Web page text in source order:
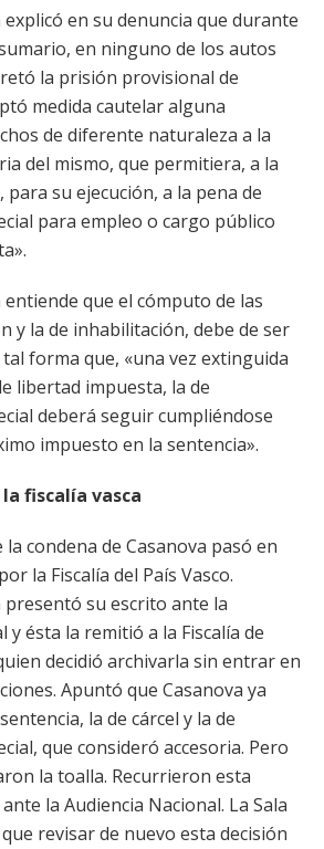
explicó en su denuncia que durante
en ninguno de los autos
la prisión provisional de
medida cautelar alguna
de diferente naturaleza a la
del mismo, que permitiera, a la
su ejecución, a la pena de
para empleo o cargo público
entiende que el cómputo de las
y la de inhabilitación, debe de ser
forma que, «una vez extinguida
libertad impuesta, la de
deberá seguir cumpliéndose
impuesto en la sentencia».
fiscalía vasca
condena de Casanova pasó en
la Fiscalía del País Vasco.
presentó su escrito ante la
y ésta la remitió a la Fiscalía de
decidió archivarla sin entrar en
Apuntó que Casanova ya
la de cárcel y la de
que consideró accesoria. Pero
la toalla. Recurrieron esta
la Audiencia Nacional. La Sala
revisar de nuevo esta decisión